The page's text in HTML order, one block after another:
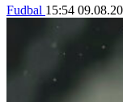
Fudbal 15:54